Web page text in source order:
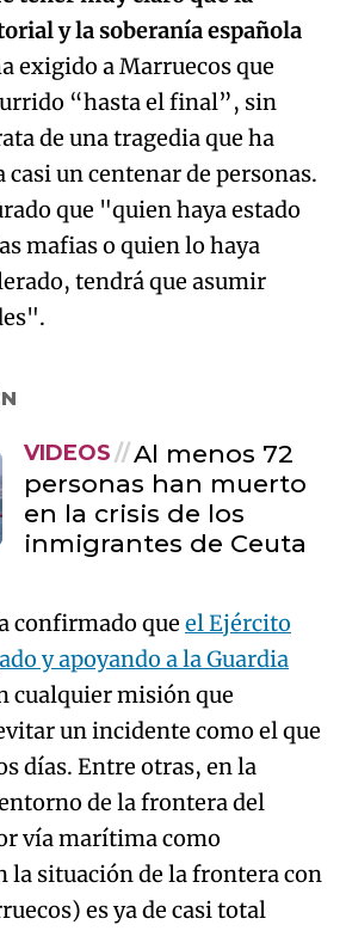
y la soberanía española
exigido a Marruecos que
“hasta el final”, sin
de una tragedia que ha
casi un centenar de personas.
que "quien haya estado
mafias o quien lo haya
tendrá que asumir
VIDEOS
Al menos 72
personas han muerto
en la crisis de los
inmigrantes de Ceuta
confirmado que el Ejército
y apoyando a la Guardia
cualquier misión que
un incidente como el que
días. Entre otras, en la
de la frontera del
vía marítima como
la situación de la frontera con
es ya de casi total